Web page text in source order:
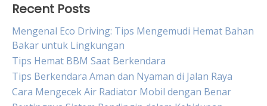
Recent Posts
Mengenal Eco Driving: Tips Mengemudi Hemat Bahan
Bakar untuk Lingkungan
Tips Hemat BBM Saat Berkendara
Tips Berkendara Aman dan Nyaman di Jalan Raya
Cara Mengecek Air Radiator Mobil dengan Benar